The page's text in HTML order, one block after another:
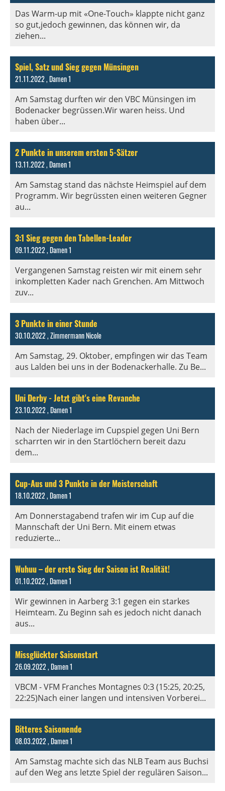
Das Warm-up mit «One-Touch» klappte nicht ganz
so gut,jedoch gewinnen, das können wir, da
ziehen...
Spiel, Satz und Sieg gegen Münsingen
21.11.2022, Damen 1
Am Samstag durften wir den VBC Münsingen im
Bodenacker begrüssen.Wir waren heiss. Und
haben über...
2 Punkte in unserem ersten 5-Sätzer
13.11.2022, Damen 1
Am Samstag stand das nächste Heimspiel auf dem
Programm. Wir begrüssten einen weiteren Gegner
au...
3:1 Sieg gegen den Tabellen-Leader
09.11.2022, Damen 1
Vergangenen Samstag reisten wir mit einem sehr
inkompletten Kader nach Grenchen. Am Mittwoch
zuv...
3 Punkte in einer Stunde
30.10.2022, Zimmermann Nicole
Am Samstag, 29. Oktober, empfingen wir das Team
aus Lalden bei uns in der Bodenackerhalle. Zu Be...
Uni Derby - Jetzt gibt's eine Revanche
23.10.2022, Damen 1
Nach der Niederlage im Cupspiel gegen Uni Bern
scharrten wir in den Startlöchern bereit dazu
dem...
Cup-Aus und 3 Punkte in der Meisterschaft
18.10.2022, Damen 1
Am Donnerstagabend trafen wir im Cup auf die
Mannschaft der Uni Bern. Mit einem etwas
reduzierte...
Wuhuu – der erste Sieg der Saison ist Realität!
01.10.2022, Damen 1
Wir gewinnen in Aarberg 3:1 gegen ein starkes
Heimteam. Zu Beginn sah es jedoch nicht danach
aus...
Missglückter Saisonstart
26.09.2022, Damen 1
VBCM - VFM Franches Montagnes 0:3 (15:25, 20:25,
22:25)Nach einer langen und intensiven Vorberei...
Bitteres Saisonende
08.03.2022, Damen 1
Am Samstag machte sich das NLB Team aus Buchsi
auf den Weg ans letzte Spiel der regulären Saison...